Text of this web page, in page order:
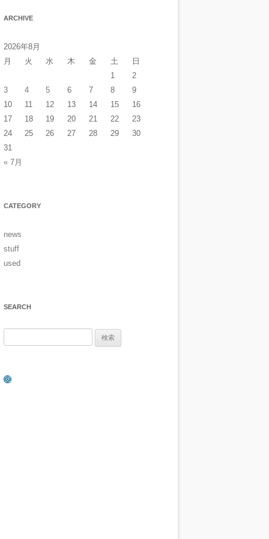
ARCHIVE
2026年8月
月
火 水 木 金 土
日
1
2
3
4 5 6 7 8
9
10
11 12 13 14 15
16
17
18 19 20 21 22
23
24
25 26 27 28 29
30
31
« 7月
CATEGORY
news
stuff
used
SEARCH
Instagram